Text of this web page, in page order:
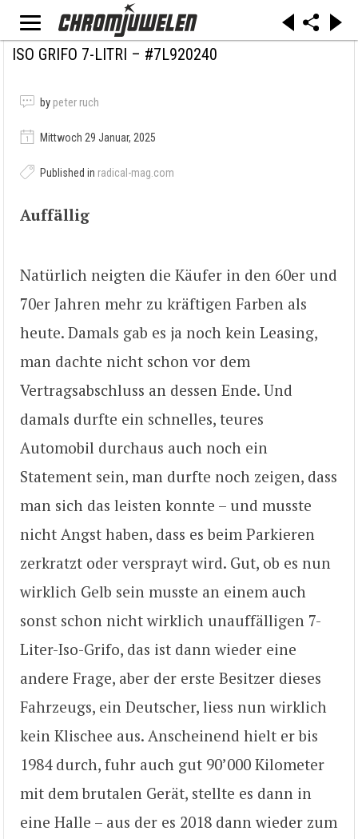
ISO GRIFO 7-LITRI – #7L920240
by peter ruch
Mittwoch 29 Januar, 2025
Published in radical-mag.com
Auffällig
Natürlich neigten die Käufer in den 60er und
70er Jahren mehr zu kräftigen Farben als
heute. Damals gab es ja noch kein Leasing,
man dachte nicht schon vor dem
Vertragsabschluss an dessen Ende. Und
damals durfte ein schnelles, teures
Automobil durchaus auch noch ein
Statement sein, man durfte noch zeigen, dass
man sich das leisten konnte – und musste
nicht Angst haben, dass es beim Parkieren
zerkratzt oder versprayt wird. Gut, ob es nun
wirklich Gelb sein musste an einem auch
sonst schon nicht wirklich unauffälligen 7-
Liter-Iso-Grifo, das ist dann wieder eine
andere Frage, aber der erste Besitzer dieses
Fahrzeugs, ein Deutscher, liess nun wirklich
kein Klischee aus. Anscheinend hielt er bis
1984 durch, fuhr auch gut 90’000 Kilometer
mit dem brutalen Gerät, stellte es dann in
eine Halle – aus der es 2018 dann wieder zum